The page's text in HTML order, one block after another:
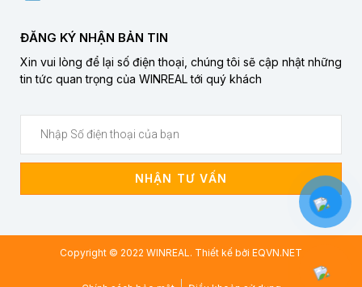
ĐĂNG KÝ NHẬN BẢN TIN
Xin vui lòng để lại số điện thoại, chúng tôi sẽ cập nhật những
tin tức quan trọng của WINREAL tới quý khách
NHẬN TƯ VẤN
Copyright © 2022 WINREAL. Thiết kế bởi EQVN.NET